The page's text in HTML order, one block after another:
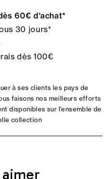
60€ d'achat*
30 jours*
dès 100€
à ses clients les pays de
faisons nos meilleurs efforts
disponibles sur l'ensemble de
collection